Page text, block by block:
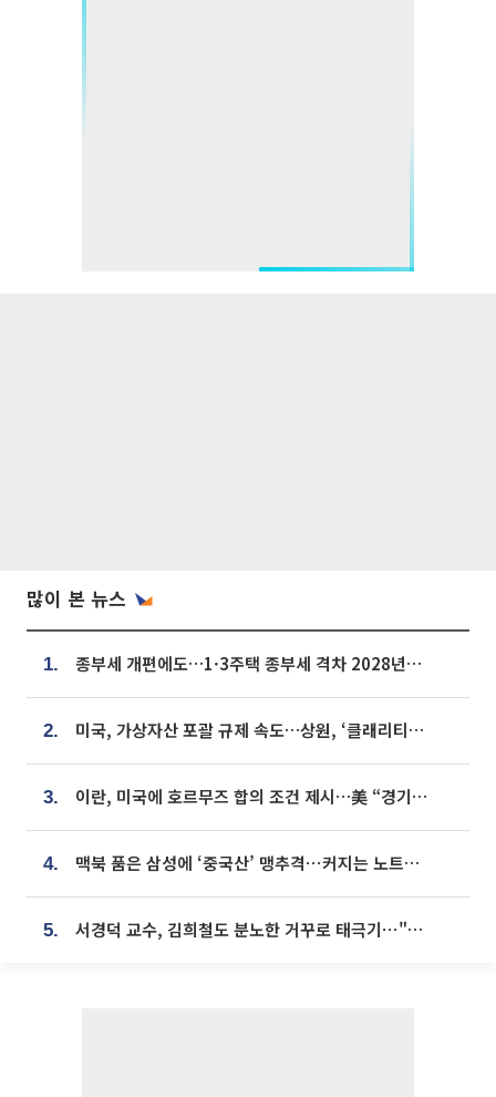
많이 본 뉴스
1. 종부세 개편에도…1·3주택 종부세 격차 2028년부터 확대
2. 미국, 가상자산 포괄 규제 속도…상원, ‘클래리티법’ 9월 절차투표 추진
3. 이란, 미국에 호르무즈 합의 조건 제시…美 “경기 아직 안 끝나” [종합]
4. 맥북 품은 삼성에 ‘중국산’ 맹추격⋯커지는 노트북 OLED 시장
5. 서경덕 교수, 김희철도 분노한 거꾸로 태극기⋯"엉터리는 아냐, 아쉬울 뿐"